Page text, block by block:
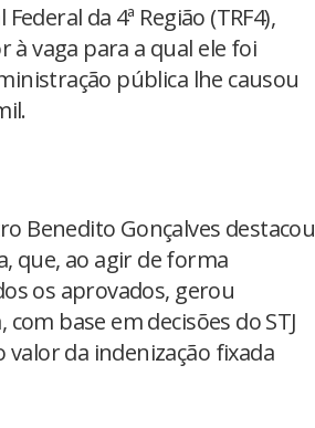
da 4ª Região (TRF4),
à vaga para a qual ele foi
pública lhe causou
Benedito Gonçalves destacou
que, ao agir de forma
os aprovados, gerou
base em decisões do STJ
da indenização fixada